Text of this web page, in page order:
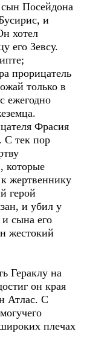
сын Посейдона
и
хотел
его Зевсу.
прорицатель
только в
ежегодно
Фрасия
С тек пор
которые
жертвеннику
герой
и убил у
сына его
жестокий
Гераклу на
он края
Атлас. С
плечах